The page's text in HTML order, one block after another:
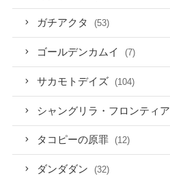
ガチアクタ (53)
ゴールデンカムイ (7)
サカモトデイズ (104)
シャングリラ・フロンティア
タコピーの原罪 (12)
ダンダダン (32)